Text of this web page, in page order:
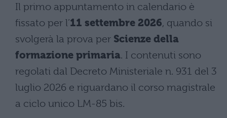
Il primo appuntamento in calendario è
fissato per l’11 settembre 2026, quando si
svolgerà la prova per Scienze della
formazione primaria. I contenuti sono
regolati dal Decreto Ministeriale n. 931 del 3
luglio 2026 e riguardano il corso magistrale
a ciclo unico LM-85 bis.